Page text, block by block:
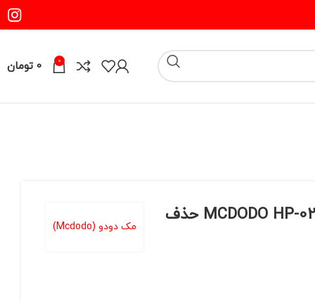
0
0 تومان
مک دودو (Mcdodo)
هندزفری بلوتوثی دورگردنی مک دودو مدل MCDODO HP-0210 حذف